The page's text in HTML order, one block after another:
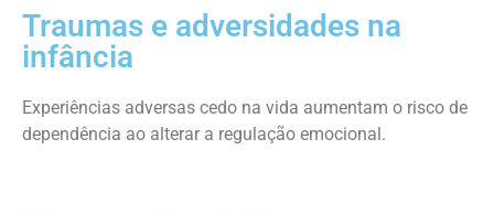
Traumas e adversidades na
infância
Experiências adversas cedo na vida aumentam o risco de
dependência ao alterar a regulação emocional.